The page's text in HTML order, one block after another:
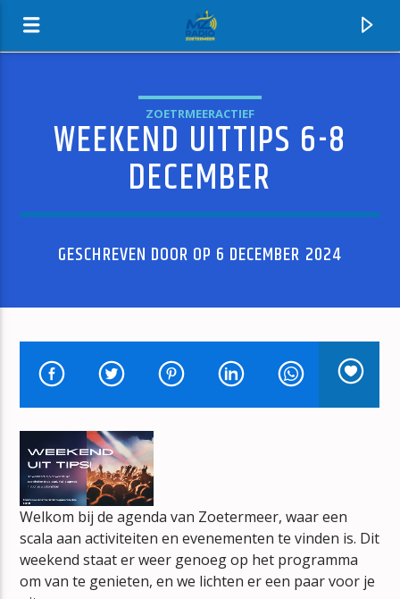
MZ-RADIO
HUIDIG NUMMER
CHINA GIRL
DAVID BOWIE
mz-radio
ZOETRMEERACTIEF
WEEKEND UITTIPS 6-8
DECEMBER
GESCHREVEN DOOR OP 6 DECEMBER 2024
Welkom bij de agenda van Zoetermeer, waar een
scala aan activiteiten en evenementen te vinden is. Dit
weekend staat er weer genoeg op het programma
om van te genieten, en we lichten er een paar voor je